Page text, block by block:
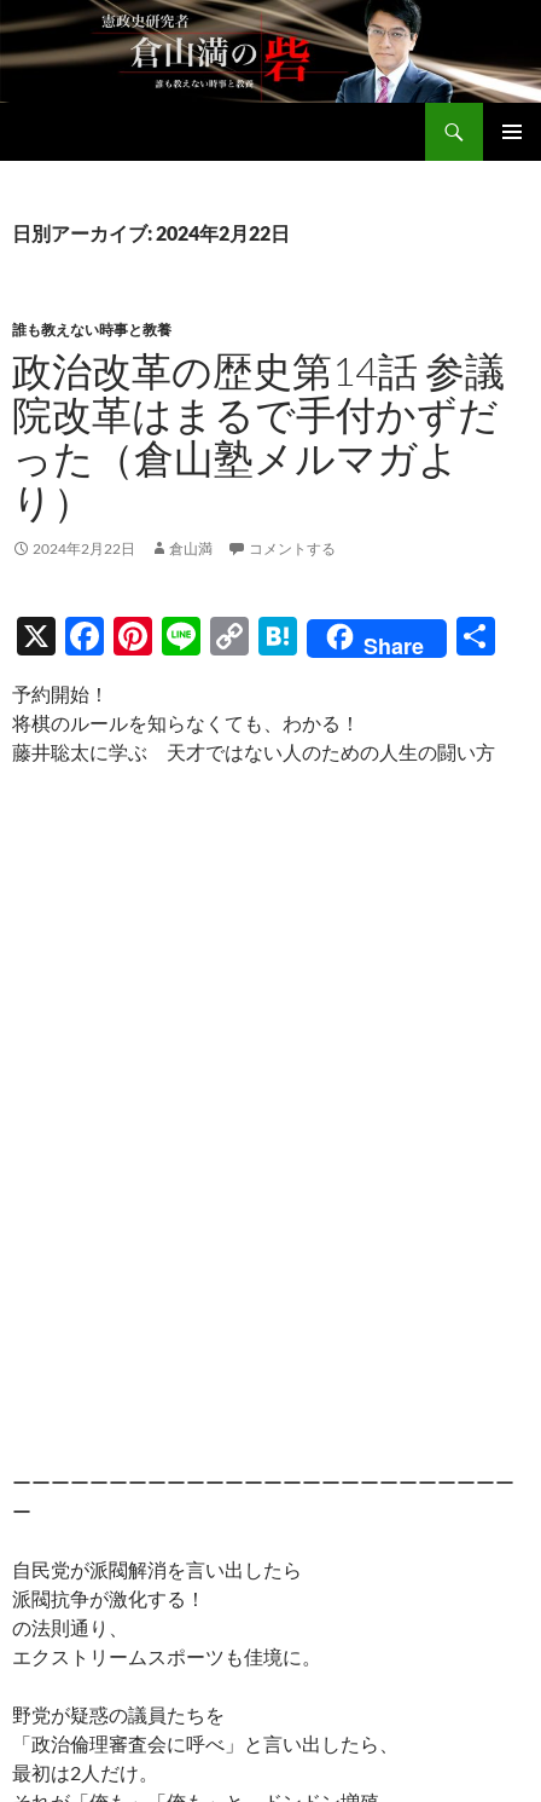
テ
ン
へ
ッ
日別アーカイブ: 2024年2月22日
誰も教えない時事と教養
政治改革の歴史第14話 参議
院改革はまるで手付かずだ
った（倉山塾メルマガよ
り）
2024年2月22日 倉山満 コメントする
X
F
e
b
Pi
er
es
Li
e
C
p
y
H
e
n
Share
予約開始！
将棋のルールを知らなくても、わかる！
藤井聡太に学ぶ 天才ではない人のための人生の闘い方
ーーーーーーーーーーーーーーーーーーーーーーーーーー
ー
自民党が派閥解消を言い出したら
派閥抗争が激化する！
の法則通り、
エクストリームスポーツも佳境に。
野党が疑惑の議員たちを
「政治倫理審査会に呼べ」と言い出したら、
最初は2人だけ。